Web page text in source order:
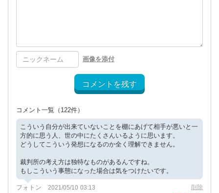
画像を添付
コメントを残す
コメント一覧 （122件）
こういう自分が出来ていないことを棚にあげて相手が悪いと一
方的に思う人、世の中にたくさんいるように思います。
どうしてこういう発想になるのか全く理解できません。
裁判所の考え方は独特なものがあるんですね。
もしこういう事態になった場合は気をつけたいです。
フォトン 2021/05/10 03:13 削除